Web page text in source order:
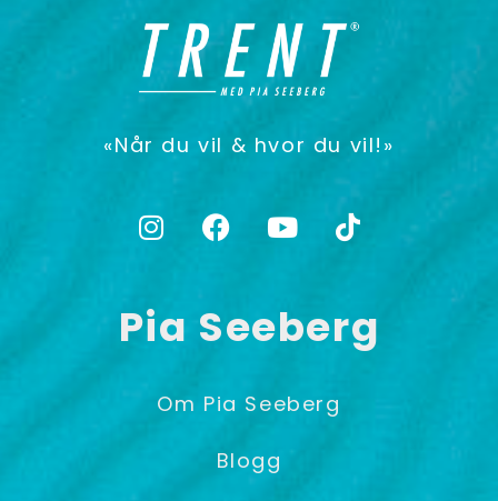
«Når du vil & hvor du vil!»
Pia Seeberg
Om Pia Seeberg
Blogg